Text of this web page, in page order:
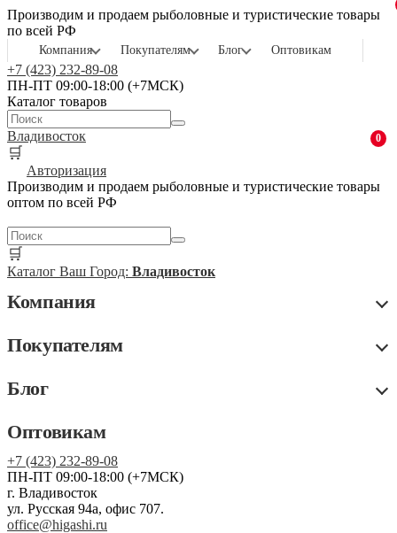
Производим и продаем рыболовные и туристические товары
по всей РФ
Компания Покупателям Блог Оптовикам
+7 (423) 232-89-08
ПН-ПТ 09:00-18:00 (+7МСК)
Каталог товаров
Владивосток
🛒
0
Авторизация
Производим и продаем рыболовные и туристические товары
оптом по всей РФ
🛒
Каталог Ваш Город: Владивосток
Компания
Покупателям
Блог
Оптовикам
+7 (423) 232-89-08
ПН-ПТ 09:00-18:00 (+7МСК)
г. Владивосток
ул. Русская 94а, офис 707.
office@higashi.ru